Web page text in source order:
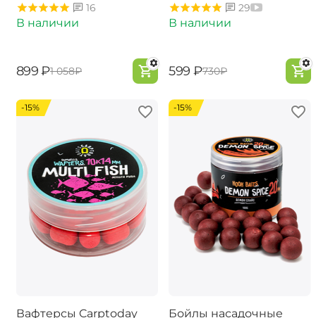
16
В наличии
‍899‍ ₽‍1 058‍₽
29
В наличии
‍599‍ ₽‍730‍₽
-15%
Вафтерсы Carptoday
-15%
Бойлы насадочные